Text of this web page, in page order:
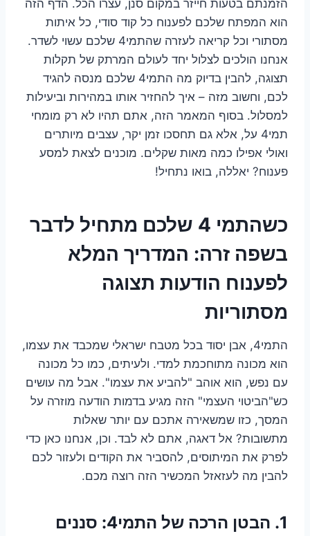
הזמנתם בטעות חייזר במקום סנן, עצרו הכל. הדף הזה
הוא המפתח שלכם לפענוח כל קוד סודי, כל איתות
מסתורי וכל קריאה לעזרה שהתמי4 שלכם עשוי לשדר.
אנחנו הולכים לצלול יחד לעולם המרתק של תקלות
תצוגה, להבין בדיוק מה התמי4 שלכם מנסה להגיד
לכם, וחשוב מזה – איך להחזיר אותו במהירות וביעילות
למסלול. בסוף המאמר הזה, אתם תהיו לא רק מומחי
תמי4 על, אלא גם תחסכו זמן יקר, עצבים מיותרים
ואולי אפילו כמה מאות שקלים. מוכנים לצאת למסע
פענוח? יאללה, בואו נתחיל!
כשהתמי 4 שלכם מתחיל לדבר
בשפה זרה: המדריך המלא
לפענוח הודעות תצוגה
מסתוריות
התמי4, אבן יסוד בכל מטבח ישראלי שמכבד את עצמו,
הוא מכונה מתוחכמת למדי. ולעיתים, כמו כל מכונה
עם נפש, הוא אוהב "להביע את עצמו". אבל מה עושים
כש"הביטוי העצמי" הזה מגיע בדמות הודעה מוזרה על
המסך, כזו שמשאירה אתכם עם יותר שאלות
מתשובות? אל דאגה, אתם לא לבד. וכן, אנחנו כאן כדי
לפרק את המיתוסים, להסביר את הקודים ולעזור לכם
להבין מה לעזאזל המכשיר הזה רוצה מכם.
1. הבטן הרכה של התמי4: סננים